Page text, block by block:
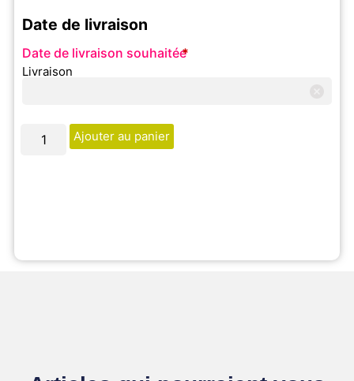
Date de livraison
Date de livraison souhaitée
*
Livraison
Ajouter au panier